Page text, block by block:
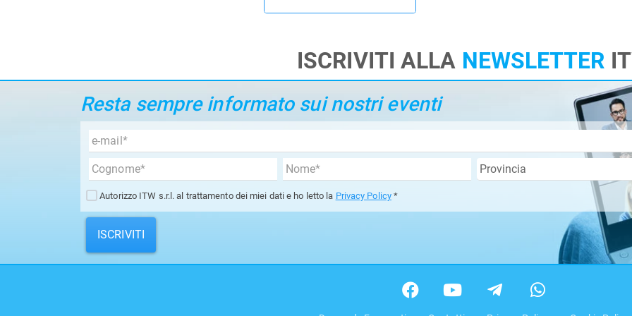
ISCRIVITI ALLA NEWSLETTER
Resta sempre informato sui nostri eventi
Autorizzo ITW s.r.l. al trattamento dei miei dati e ho letto la Privacy Policy *
ISCRIVITI